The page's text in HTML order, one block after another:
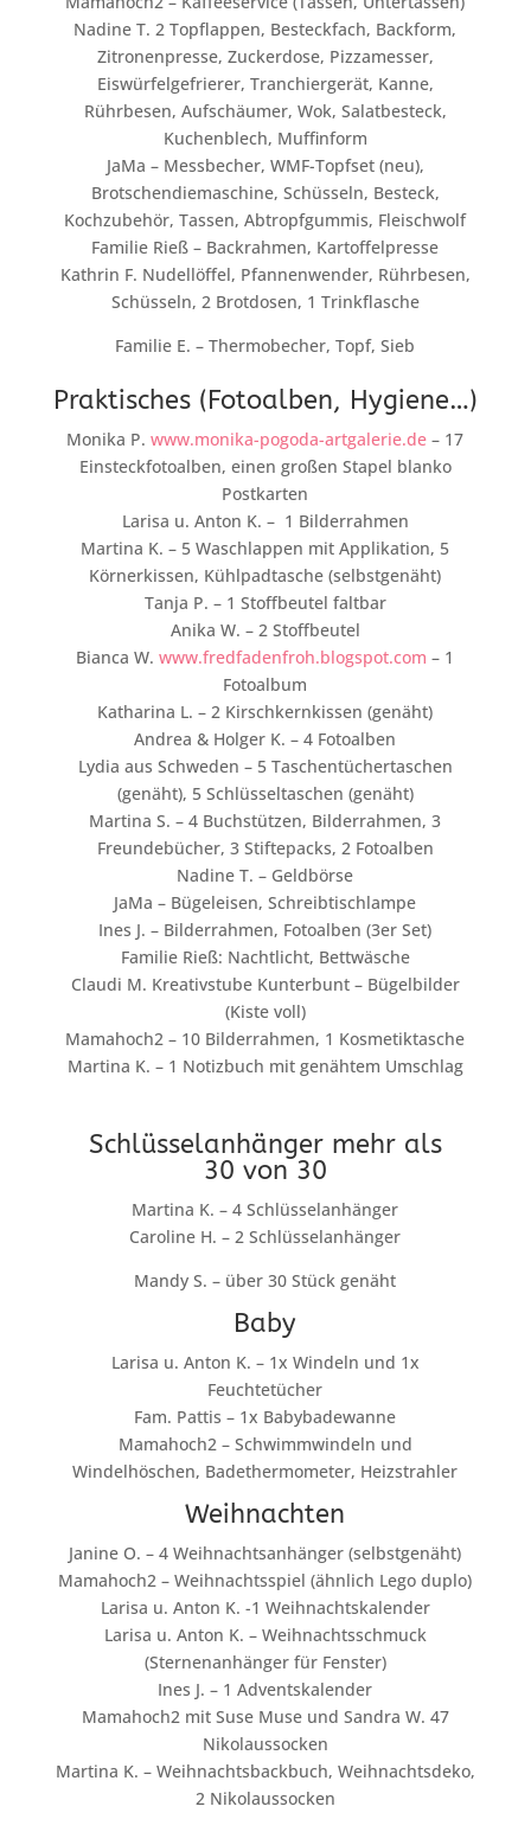
Nadine T. 2 Topflappen, Besteckfach, Backform,
Zitronenpresse, Zuckerdose, Pizzamesser,
Eiswürfelgefrierer, Tranchiergerät, Kanne,
Rührbesen, Aufschäumer, Wok, Salatbesteck,
Kuchenblech, Muffinform
JaMa – Messbecher, WMF-Topfset (neu),
Brotschendiemaschine, Schüsseln, Besteck,
Kochzubehör, Tassen, Abtropfgummis, Fleischwolf
Familie Rieß – Backrahmen, Kartoffelpresse
Kathrin F. Nudellöffel, Pfannenwender, Rührbesen,
Schüsseln, 2 Brotdosen, 1 Trinkflasche
Familie E. – Thermobecher, Topf, Sieb
Praktisches (Fotoalben, Hygiene…)
Monika P.www.monika-pogoda-artgalerie.de – 17
Einsteckfotoalben, einen großen Stapel blanko
Postkarten
Larisa u. Anton K. – 1 Bilderrahmen
Martina K. – 5 Waschlappen mit Applikation, 5
Körnerkissen, Kühlpadtasche (selbstgenäht)
Tanja P. – 1 Stoffbeutel faltbar
Anika W. – 2 Stoffbeutel
Bianca W.www.fredfadenfroh.blogspot.com – 1
Fotoalbum
Katharina L. – 2 Kirschkernkissen (genäht)
Andrea & Holger K. – 4 Fotoalben
Lydia aus Schweden – 5 Taschentüchertaschen
(genäht), 5 Schlüsseltaschen (genäht)
Martina S. – 4 Buchstützen, Bilderrahmen, 3
Freundebücher, 3 Stiftepacks, 2 Fotoalben
Nadine T. – Geldbörse
JaMa – Bügeleisen, Schreibtischlampe
Ines J. – Bilderrahmen, Fotoalben (3er Set)
Familie Rieß: Nachtlicht, Bettwäsche
Claudi M. Kreativstube Kunterbunt – Bügelbilder
(Kiste voll)
Mamahoch2 – 10 Bilderrahmen, 1 Kosmetiktasche
Martina K. – 1 Notizbuch mit genähtem Umschlag
Schlüsselanhänger mehr als
30 von 30
Martina K. – 4 Schlüsselanhänger
Caroline H. – 2 Schlüsselanhänger
Mandy S. – über 30 Stück genäht
Baby
Larisa u. Anton K. – 1x Windeln und 1x
Feuchtetücher
Fam. Pattis – 1x Babybadewanne
Mamahoch2 – Schwimmwindeln und
Windelhöschen, Badethermometer, Heizstrahler
Weihnachten
Janine O. – 4 Weihnachtsanhänger (selbstgenäht)
Mamahoch2 – Weihnachtsspiel (ähnlich Lego duplo)
Larisa u. Anton K. -1 Weihnachtskalender
Larisa u. Anton K. – Weihnachtsschmuck
(Sternenanhänger für Fenster)
Ines J. – 1 Adventskalender
Mamahoch2 mit Suse Muse und Sandra W. 47
Nikolaussocken
Martina K. – Weihnachtsbackbuch, Weihnachtsdeko,
2 Nikolaussocken